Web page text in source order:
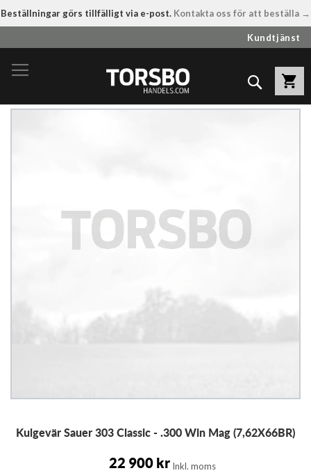
Beställningar görs tillfälligt via e-post. Kontakta oss för att beställa →
till
innehållet
Kundtjänst
Sök
tillKulgevär Sauer 303 Classic - .300 Win Mag (7,62X66BR)
22 900 kr Inkl. moms